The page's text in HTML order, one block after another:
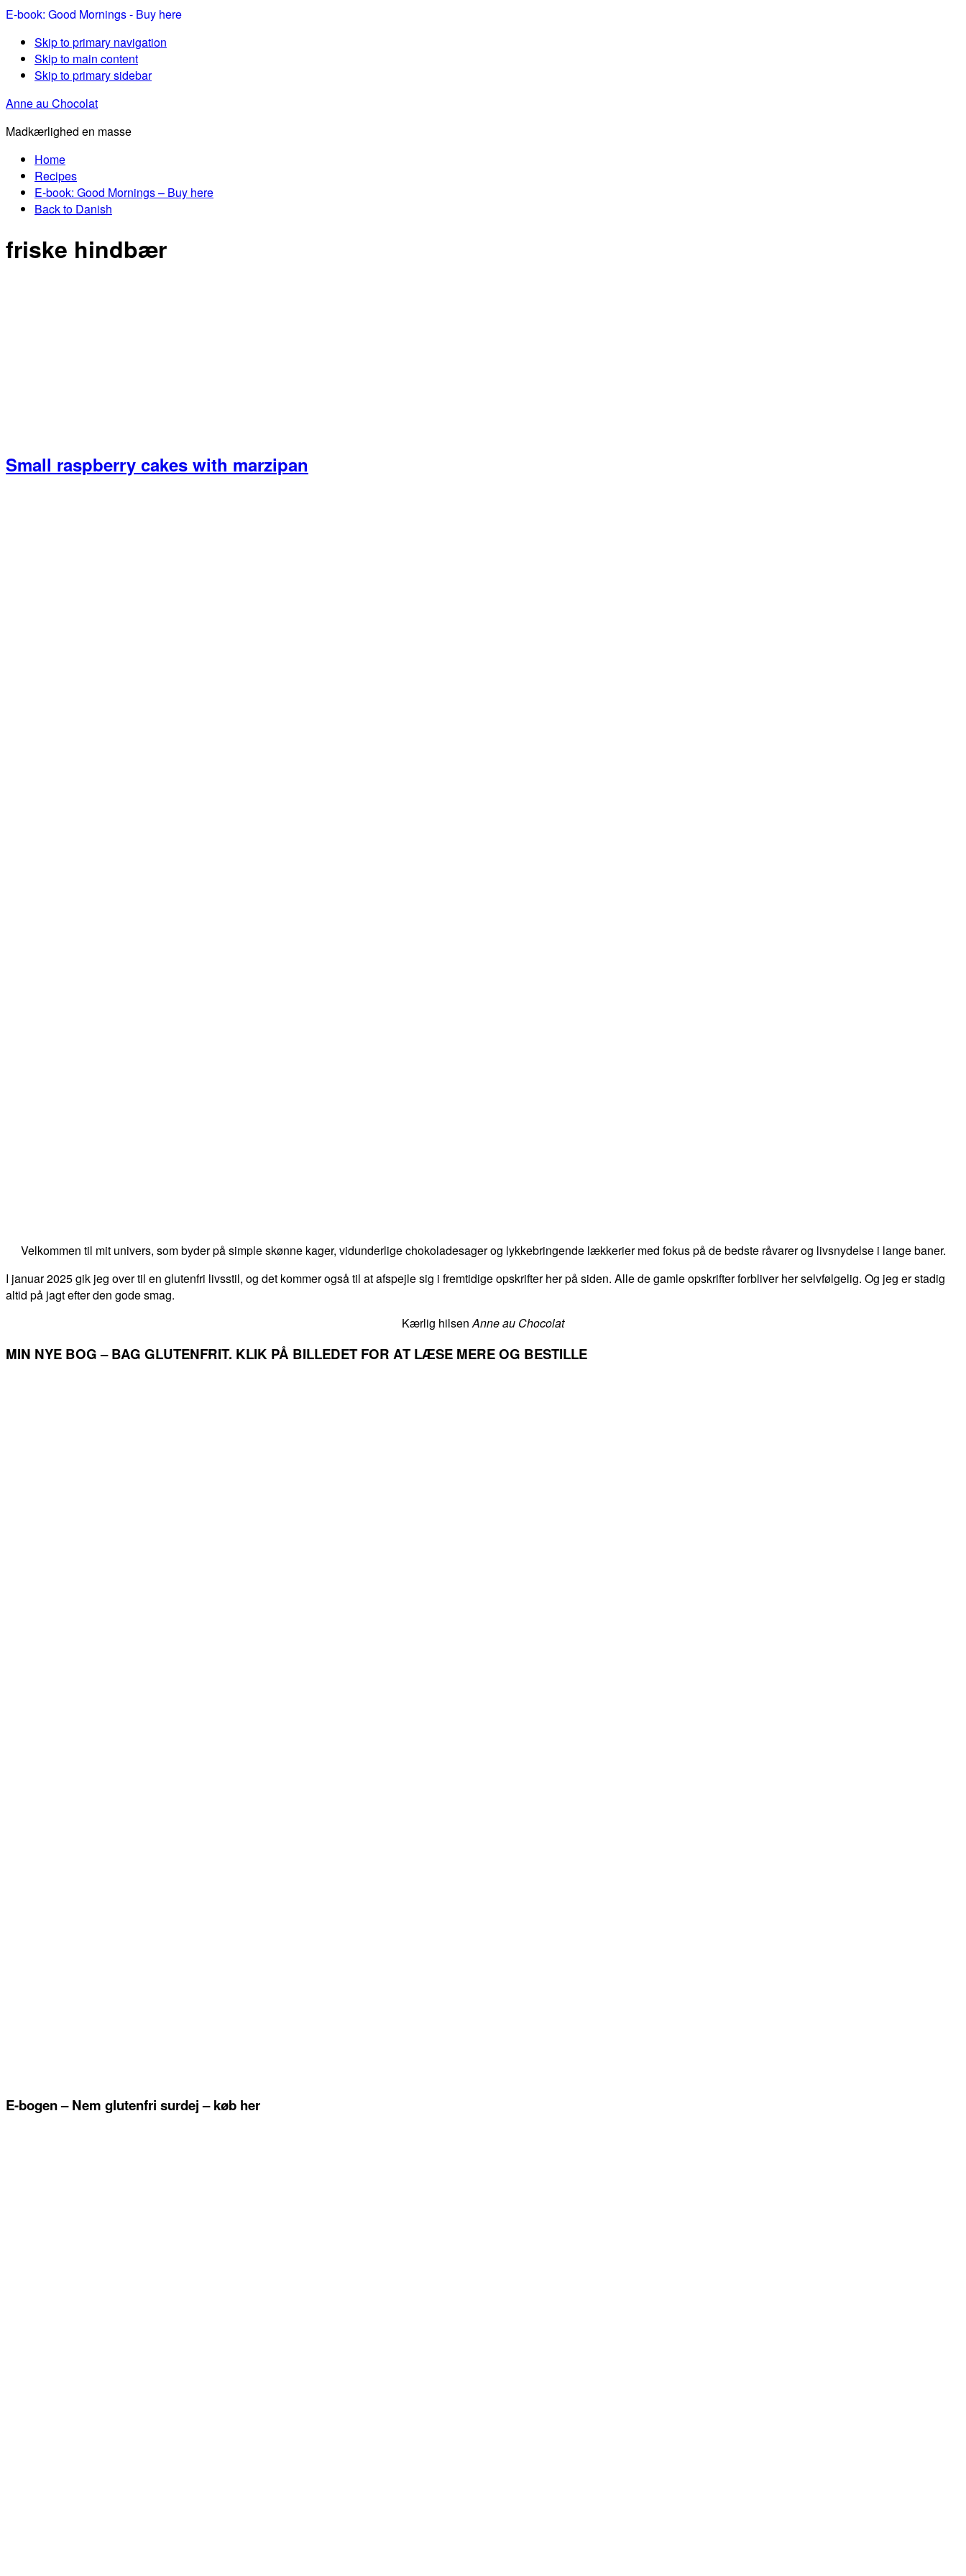
E-book: Good Mornings - Buy here
Skip to primary navigation
Skip to main content
Skip to primary sidebar
Anne au Chocolat
Madkærlighed en masse
Home
Recipes
E-book: Good Mornings – Buy here
Back to Danish
friske hindbær
Small raspberry cakes with marzipan
Velkommen til mit univers, som byder på simple skønne kager, vidunderlige chokoladesager og lykkebringende lækkerier med fokus på de bedste råvarer og livsnydelse i lange baner.
I januar 2025 gik jeg over til en glutenfri livsstil, og det kommer også til at afspejle sig i fremtidige opskrifter her på siden. Alle de gamle opskrifter forbliver her selvfølgelig. Og jeg er stadig
altid på jagt efter den gode smag.
Kærlig hilsenAnne au Chocolat
MIN NYE BOG – BAG GLUTENFRIT. KLIK PÅ BILLEDET FOR AT LÆSE MERE OG BESTILLE
E-bogen – Nem glutenfri surdej – køb her